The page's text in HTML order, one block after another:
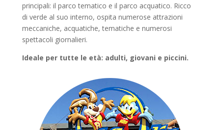
principali: il parco tematico e il parco acquatico. Ricco
di verde al suo interno, ospita numerose attrazioni
meccaniche, acquatiche, tematiche e numerosi
spettacoli giornalieri.
Ideale per tutte le età: adulti, giovani e piccini.